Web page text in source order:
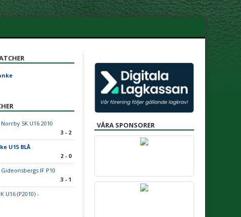
SK U16 2010
3 - 2
U15 BLÅ
2 - 0
IF P10
3 - 1
U16 (P2010) -
VÅRA SPONSORER